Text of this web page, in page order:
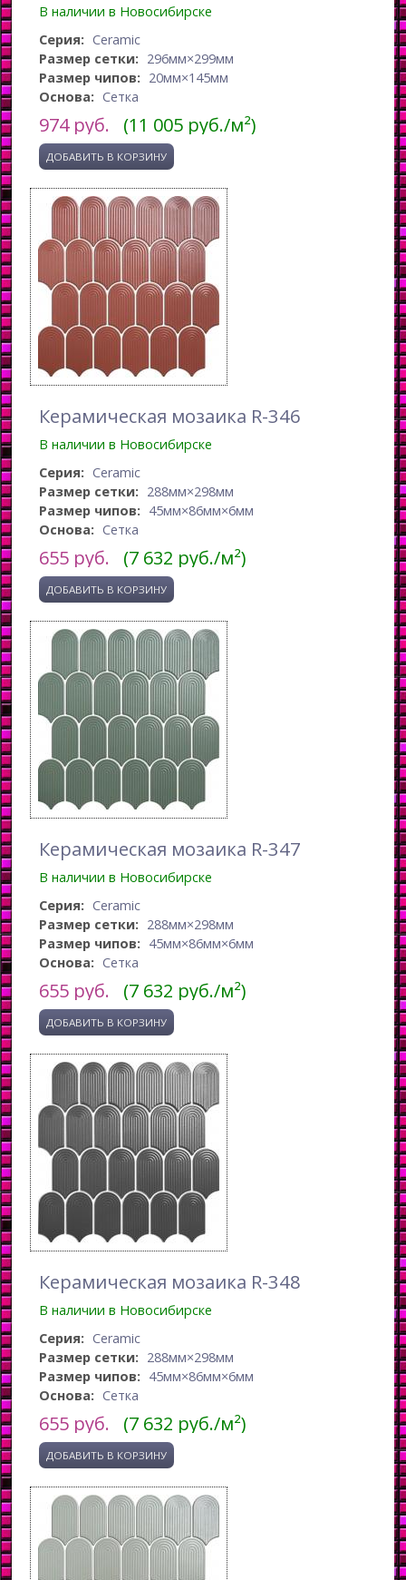
В наличии в Новосибирске
Серия: Ceramic
Размер сетки: 296мм×299мм
Размер чипов: 20мм×145мм
Основа: Сетка
974руб. (11 005 руб./м²)
Керамическая мозаика R-346
В наличии в Новосибирске
Серия: Ceramic
Размер сетки: 288мм×298мм
Размер чипов: 45мм×86мм×6мм
Основа: Сетка
655 руб. (7 632 руб./м²)
Керамическая мозаика R-347
В наличии в Новосибирске
Серия: Ceramic
Размер сетки: 288мм×298мм
Размер чипов: 45мм×86мм×6мм
Основа: Сетка
655 руб. (7 632 руб./м²)
Керамическая мозаика R-348
В наличии в Новосибирске
Серия: Ceramic
Размер сетки: 288мм×298мм
Размер чипов: 45мм×86мм×6мм
Основа: Сетка
655 руб. (7 632 руб./м²)